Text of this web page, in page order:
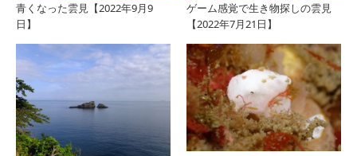
日】
青くなった雲見【2022年9月9
日】
ゲーム感覚で生き物探しの雲見
【2022年7月21日】